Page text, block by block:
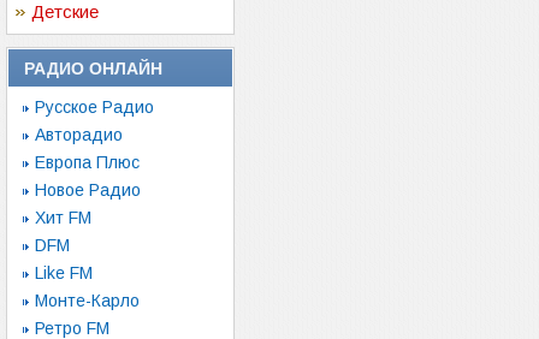
Детские
РАДИО ОНЛАЙН
Русское Радио
Авторадио
Европа Плюс
Новое Радио
Хит FM
DFM
Like FM
Монте-Карло
Ретро FM